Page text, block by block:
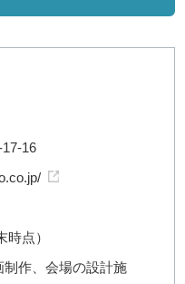
16
時点）
作、会場の設計施